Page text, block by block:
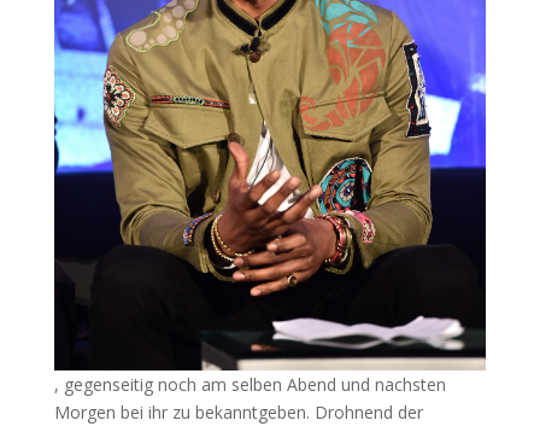
, gegenseitig noch am selben Abend und nachsten
Morgen bei ihr zu bekanntgeben. Drohnend der